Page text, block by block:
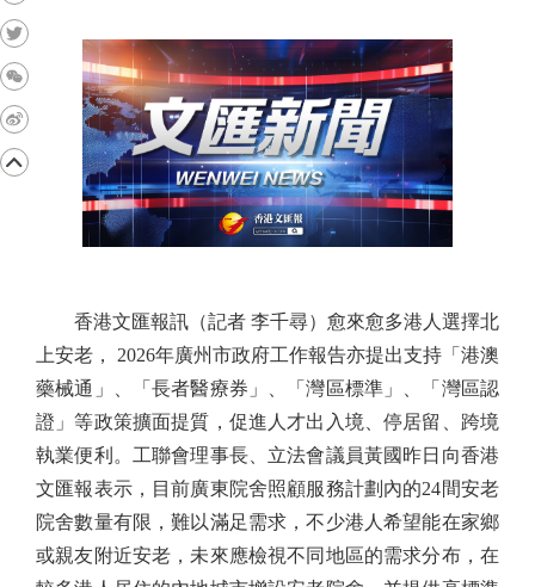
香港文匯報訊（記者 李千尋）愈來愈多港人選擇北
上安老， 2026年廣州市政府工作報告亦提出支持「港澳
藥械通」、「長者醫療券」、「灣區標準」、「灣區認
證」等政策擴面提質，促進人才出入境、停居留、跨境
執業便利。工聯會理事長、立法會議員黃國昨日向香港
文匯報表示，目前廣東院舍照顧服務計劃內的24間安老
院舍數量有限，難以滿足需求，不少港人希望能在家鄉
或親友附近安老，未來應檢視不同地區的需求分布，在